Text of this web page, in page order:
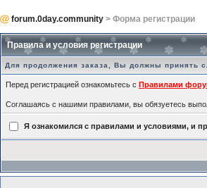
forum.0day.community > Форма регистрации
Правила и условия регистрации
Для продолжения заказа, Вы должны принять
Перед регистрацией ознакомьтесь с Правилами
Соглашаясь с нашими правилами, вы обязуетесь
Я ознакомился с правилами и условиями, и